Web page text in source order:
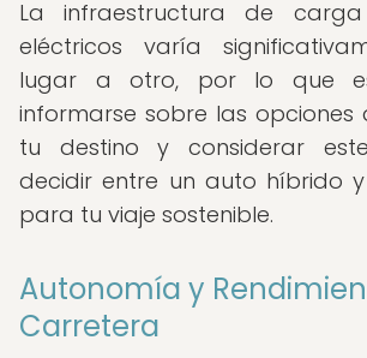
La infraestructura de
eléctricos varía
lugar a otro, por lo que
informarse sobre las opciones
tu destino y considerar
decidir entre un auto híbrido
para tu viaje sostenible.
Autonomía y
Carretera